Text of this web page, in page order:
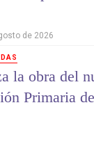
de 2026
la obra del
Primaria